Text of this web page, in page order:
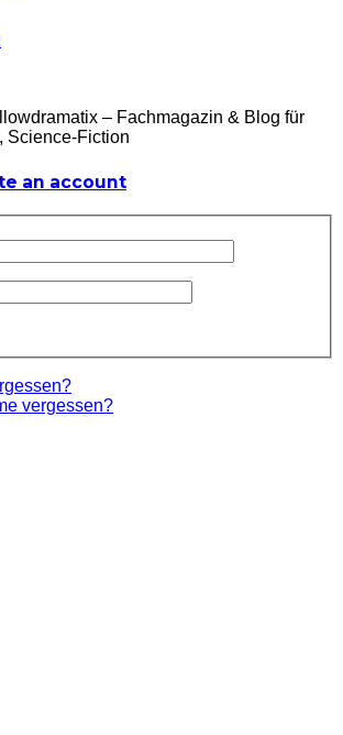
– Fachmagazin & Blog für
Science-Fiction
an account
vergessen?